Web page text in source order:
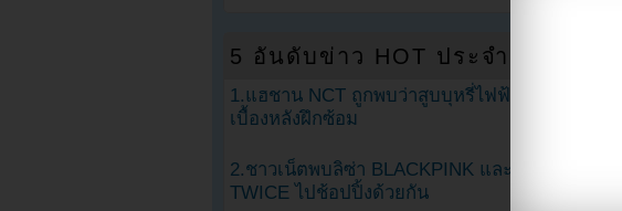
5 อันดับข่าว HOT ประจำสัปดาห์
1.แฮชาน NCT ถูกพบว่าสูบบุหรี่ไฟฟ้าในวิดีโอ
เบื้องหลังฝึกซ้อม
2.ชาวเน็ตพบลิซ่า BLACKPINK และมินะ
TWICE ไปช้อปปิ้งด้วยกัน